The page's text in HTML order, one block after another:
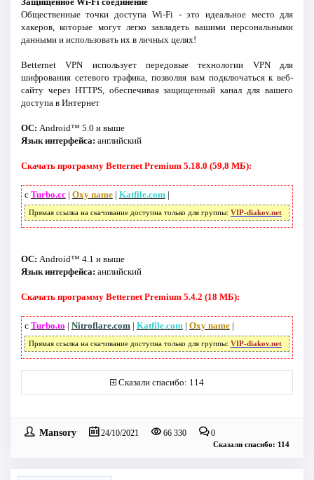
Общественные точки доступа Wi-Fi - это идеальное место для
хакеров, которые могут легко завладеть вашими персональными
данными и использовать их в личных целях!
Betternet VPN использует передовые технологии VPN для
шифрования сетевого трафика, позволяя вам подключаться к веб-
сайту через HTTPS, обеспечивая защищенный канал для вашего
доступа в Интернет
ОС: Android™ 5.0 и выше
Язык интерфейса: английский
Скачать программу Betternet Premium 5.18.0 (59,8 МБ):
с Turbo.cc| Oxy name| Katfile.com |
Прямая ссылка на скачивание доступна только для группы: VIP-diakov.net
ОС: Android™ 4.1 и выше
Язык интерфейса: английский
Скачать программу Betternet Premium 5.4.2 (18 МБ):
с Turbo.to | Nitroflare.com | Katfile.com | Oxy name|
Прямая ссылка на скачивание доступна только для группы: VIP-diakov.net
Сказали спасибо: 114
Mansory 24/10/2021 66 330 0
Сказали спасибо: 114